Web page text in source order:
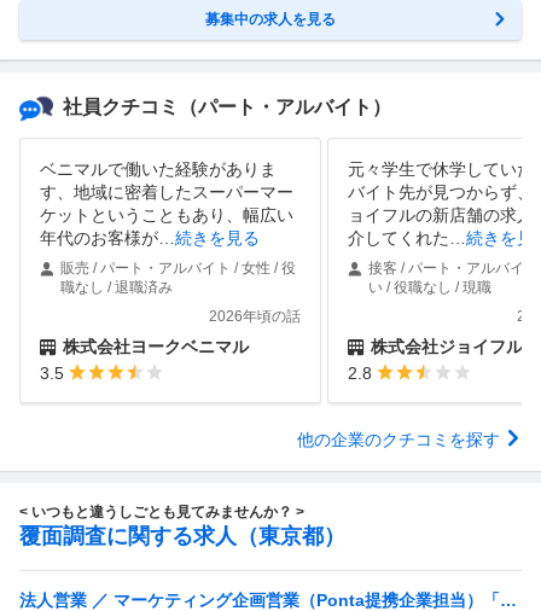
募集中の求人を見る
社員クチコミ （パート・アルバイト）
ベニマルで働いた経験がありま
す、地域に密着したスーパーマー
ケットということもあり、幅広い
年代のお客様が
続きを見る
販売 / パート・アルバイト / 女性 / 役
職なし / 退職済み
2026年頃の話
株式会社ヨークベニマル
3.5
元々学生で休学していた
バイト先が見つからず、
ョイフルの新店舗の求人
介してくれた
続きを見
接客 / パート・アルバイ
い / 役職なし / 現職
株式会社ジョイフル
2.8
他の企業のクチコミを探す
< いつもと違うしごとも見てみませんか？ >
覆面調査に関する求人（東京都）
法人営業 ／ マーケティング企画営業（Ponta提携企業担当）「国